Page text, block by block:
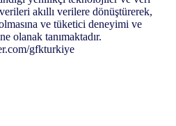
akıllı verilere dönüştürerek,
ve tüketici deneyimi ve
olanak tanımaktadır.
gfkturkiye